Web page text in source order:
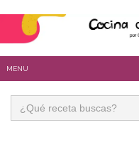
MENU
Buscar: